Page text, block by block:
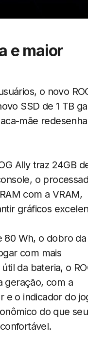
e maior
o novo
SSD de 1 TB
mãe
Ally traz 24GB
o
com a VRAM,
gráficos
80 Wh, o dobro da
com mais
da bateria, o
geração, com a
e o indicador do
do que